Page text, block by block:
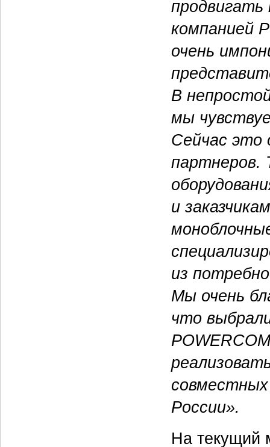
компанией
очень
В
мы
Сейчас это
партнеров.
и
из
Мы очень
что
совместных
России».
На текущий